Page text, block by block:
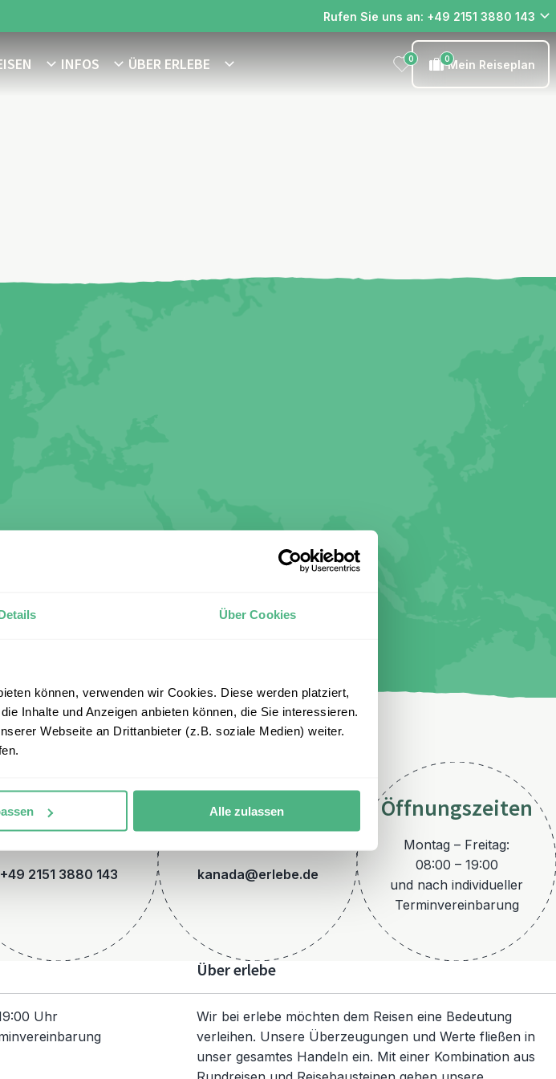
Über Cookies
können, verwenden wir Cookies. Diese werden platziert,
Inhalte und Anzeigen anbieten können, die Sie interessieren.
Webseite an Drittanbieter (z.B. soziale Medien) weiter.
Alle zulassen
Rufen Sie uns an: +49 2151 3880 143
INFOS ÜBER ERLEBE 0 0Mein Reiseplan
Telefon
+49 2151 3880 143
E-Mail
kanada@erlebe.de
Öffnungszeiten
Montag – Freitag:
08:00 – 19:00
und nach individueller
Terminvereinbarung
Uhr
Über erlebe
Wir bei erlebe möchten dem Reisen eine Bedeutung
verleihen. Unsere Überzeugungen und Werte fließen in
unser gesamtes Handeln ein. Mit einer Kombination aus